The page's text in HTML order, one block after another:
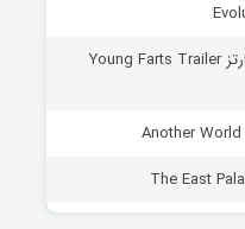
دانلود مستند قطعات تریلر یانگ فارتز Young Farts Trailer